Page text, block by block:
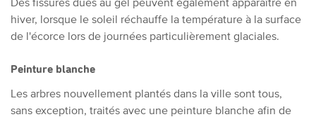
hiver, lorsque le soleil réchauffe la température à la surface
de l'écorce lors de journées particulièrement glaciales.
Peinture blanche
Les arbres nouvellement plantés dans la ville sont tous,
sans exception, traités avec une peinture blanche afin de